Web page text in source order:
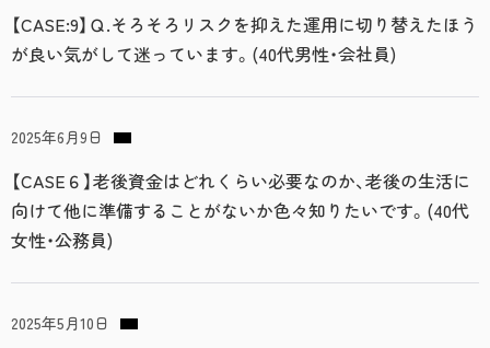
【CASE:9】Ｑ.そろそろリスクを抑えた運用に切り替えたほう
が良い気がして迷っています。(40代男性・会社員)
2025年6月9日
【CASE６】老後資金はどれくらい必要なのか、老後の生活に
向けて他に準備することがないか色々知りたいです。(40代
女性・公務員)
2025年5月10日